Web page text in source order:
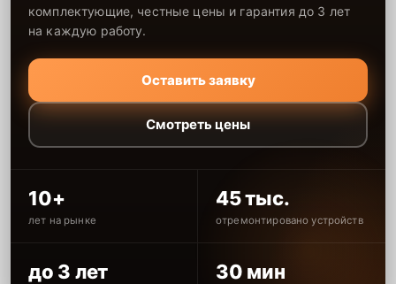
комплектующие, честные цены и гарантия до 3 лет
на каждую работу.
Оставить заявку
Смотреть цены
10+
лет на рынке
45 тыс.
отремонтировано устройств
до 3 лет 30 мин